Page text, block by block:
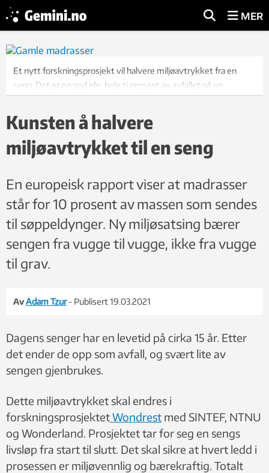
MER
Et nytt forskningsprosjekt vil halvere miljøavtrykket fra en
seng. Det er en god ide; hele ti prosent av avfallet på en
Kunsten å halvere
miljøavtrykket til en seng
En europeisk rapport viser at madrasser
står for 10 prosent av massen som sendes
til søppeldynger. Ny miljøsatsing bærer
sengen fra vugge til vugge, ikke fra vugge
til grav.
AvAdam Tzur - Publisert 19.03.2021
Dagens senger har en levetid på cirka 15 år. Etter
det ender de opp som avfall, og svært lite av
sengen gjenbrukes.
Dette miljøavtrykket skal endres i
forskningsprosjektetWondrest med SINTEF, NTNU
og Wonderland. Prosjektet tar for seg en sengs
livsløp fra start til slutt. Det skal sikre at hvert ledd i
prosessen er miljøvennlig og bærekraftig. Totalt